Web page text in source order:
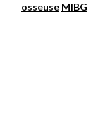
osseuse MIBG